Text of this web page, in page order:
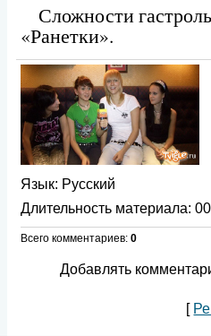
Сложности
«Ранетки».
Язык: Русский
Длительность материала:
Всего комментариев: 0
Добавлять
[